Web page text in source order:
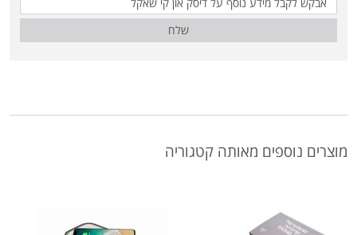
שלח
מוצרים נוספים מאותה קטגוריה